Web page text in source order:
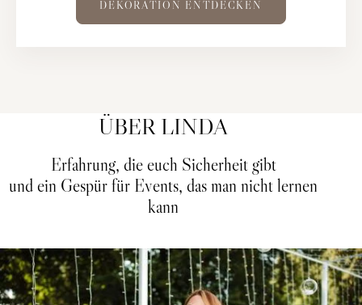
DEKORATION ENTDECKEN
ÜBER LINDA
Erfahrung, die euch Sicherheit gibt
und ein Gespür für Events, das man nicht lernen
kann